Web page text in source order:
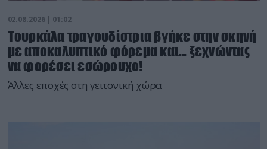
02.08.2026 | 01:02
Τουρκάλα τραγουδίστρια βγήκε στην σκηνή
με αποκαλυπτικό φόρεμα και… ξεχνώντας
να φορέσει εσώρουχο!
Άλλες εποχές στη γειτονική χώρα